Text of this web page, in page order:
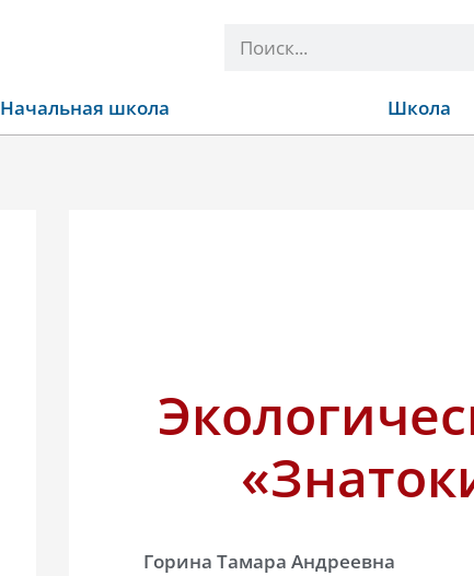
Поиск
Начальная школа Школа
Горина Тамара Андреевна